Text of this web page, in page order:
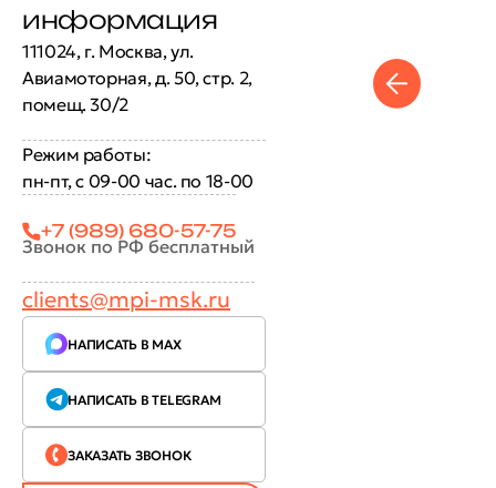
информация
111024, г. Москва, ул.
Авиамоторная, д. 50, стр. 2,
помещ. 30/2
Режим работы:
пн-пт, с 09-00 час. по 18-00
+7 (989) 680-57-75
Звонок по РФ бесплатный
clients@mpi-msk.ru
НАПИСАТЬ В MAX
НАПИСАТЬ В TELEGRAM
ЗАКАЗАТЬ ЗВОНОК